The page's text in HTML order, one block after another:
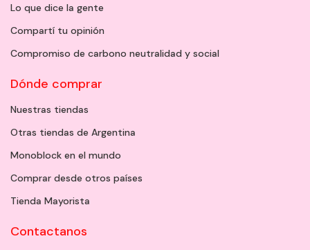
Lo que dice la gente
Compartí tu opinión
Compromiso de carbono neutralidad y social
Dónde comprar
Nuestras tiendas
Otras tiendas de Argentina
Monoblock en el mundo
Comprar desde otros países
Tienda Mayorista
Contactanos